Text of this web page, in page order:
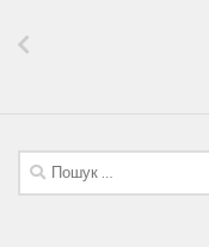
Пошук: